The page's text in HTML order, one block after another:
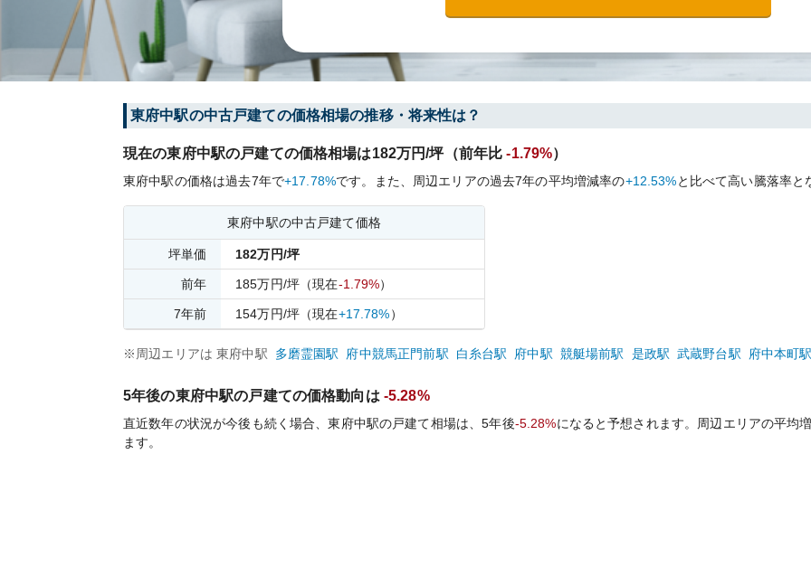
東府中駅の中古戸建ての価格相場の推移・将来性は？
現在の東府中駅の戸建ての価格相場は182万円/坪（前年比 -1.79%）
東府中駅の価格は過去7年で+17.78%です。 また、周辺エリアの過去7年の平均増減率の+12.53%と比べて高い騰落率と
東府中駅の中古戸建て価格
坪単価 182万円/坪
前年 185万円/坪 （現在-1.79%）
7年前 154万円/坪 （現在+17.78%）
※周辺エリアは 東府中駅 多磨霊園駅 府中競馬正門前駅 白糸台駅 府中駅 競艇場前駅 是政駅 武蔵野台駅 府中本町
5年後の東府中駅の戸建ての価格動向は -5.28%
直近数年の状況が今後も続く場合、東府中駅の戸建て相場は、5年後-5.28%になると予想されます。周辺エリアの平均
ます。